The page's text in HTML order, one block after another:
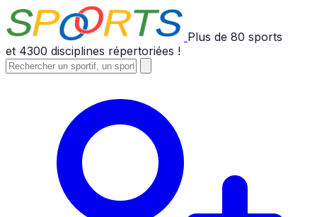
Plus de 80 sports
et 4300 disciplines répertoriées !